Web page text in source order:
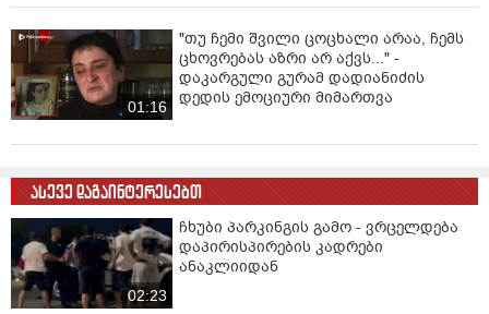
01:16
"თუ ჩემი შვილი ცოცხალი არაა, ჩემს
ცხოვრებას აზრი არ აქვს..." -
დაკარგული გურამ დადიანიძის
დედის ემოციური მიმართვა
ასევე დაგაინტერესებთ
02:23
ჩხუბი პარკინგის გამო - ვრცელდება
დაპირისპირების კადრები
ანაკლიიდან